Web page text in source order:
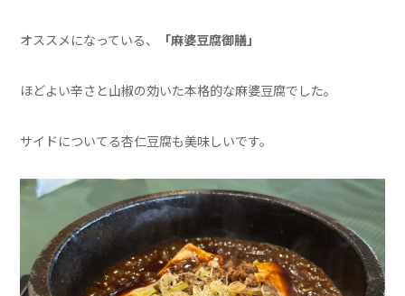
オススメになっている、 「麻婆豆腐御膳」
ほどよい辛さと山椒の効いた本格的な麻婆豆腐でした。
サイドについてる杏仁豆腐も美味しいです。